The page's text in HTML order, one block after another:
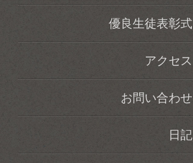
優良生徒表彰式
アクセス
お問い合わせ
日記